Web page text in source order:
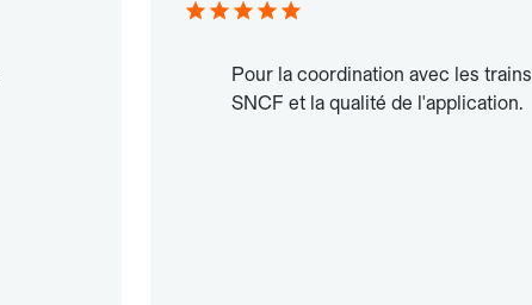
Pour la coordination avec les trains
SNCF et la qualité de l'application.